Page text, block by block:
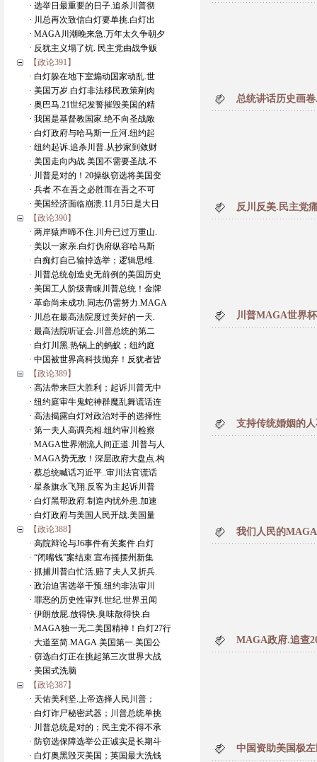
· 选举日最重要的日子.追杀川普彻
· 川总再次致信白灯要单挑.白灯出
· MAGA川潮晚来急.万年太久争朝夕
· 反犹主义塌了炕. 民主党由战争贩
【政论391】
· 白灯躲在地下室煽动国家动乱.世
· 美国万岁.白灯非法移民政策剜肉
· 奥巴马.21世纪发誓摧毁美国的精
· 我国是基督教国家.绝不向圣战敞
· 白灯政府与哈马斯一丘河.纽约起
· 纽约起诉.追杀川普.从抄家到敛财
· 美国走向内战.美国不需要圣战.不
· 川普是对的！20操纵窃选将美国变
· 兵者.不在吾之必胜而在吾之不可
· 美国经济面临崩溃.11月5日是大日
【政论390】
· 两岸猿声啼不住.川舟已过万重山.
· 美以一家亲.白灯伪府纵容哈马斯
· 白痴灯自己输掉选举；逻辑思维.
· 川普总统创造史无前例的美国历史
· 美国工人阶级青睐川普总统！金牌
· 革命尚未成功.同志仍需努力.MAGA
· 川总在最高法院度过美好的一天.
· 最高法院听证会.川普总统的第二
· 白灯川黑.热锅上的蚂蚁；纽约庭
· 中国被世界高科技抛弃！反犹者皆
【政论389】
· 高法带来巨大胜利；起诉川普无中
· 纽约庭审牛鬼蛇神群魔乱舞谎话连
· 高法揭露白灯对政治对手的选择性
· 第一夫人高调亮相.纽约审川检察
· MAGA世界潮流人间正道.川普与人
· MAGA势无敌！深层政府大盘点.构
· 蔡总统喊话习近平..审川法官谎话
· 星条旗永飞翔.反客为主起诉川普
· 白灯黑帮政府.制造内忧外患.加速
· 白灯政府与美国人民开战.美国量
【政论388】
· 高院辩论与J6事件有关案件.白灯
· “闭嘴钱”案结束.宣布摇摆州新集
· 抓捕川普白忙活.赔了夫人又折兵.
· 政治迫害选举干预.纽约非法审川
· 罪恶的历史性审判.世纪.世界丑闻
· 伊朗放屁.放得快.臭味散得快.白
· MAGA独一无二美国精神！白灯27行
· 大道至简.MAGA.美国第一.美国公
· 窃选白灯正在挑起第三次世界大战
· 美国式洗脑
【政论387】
· 天佑美利坚.上帝选择人民川普；
· 白灯诈尸秘密武器；川普总统单挑
· 川普总统是对的；民主党不得不承
· 防窃选保障选举公正诚实是长期斗
· 白灯奥黑毁灭美国；英国最大洗钱
总统讲话历史画
反川反美.民主党
川普MAGA世界
支持传统婚姻的
我们人民的
MAGA政府.追查
中国资助美国极